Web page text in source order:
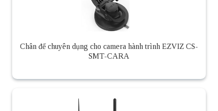
Chân đế chuyên dụng cho camera hành trình EZVIZ CS-
SMT-CARA